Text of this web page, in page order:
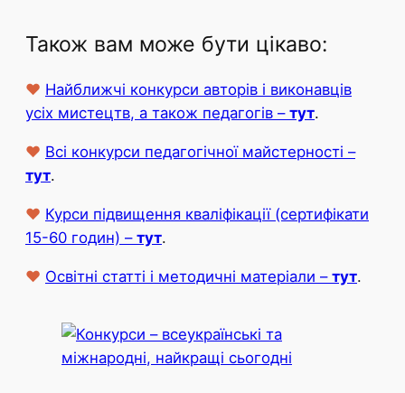
Також вам може бути цікаво:
♥ Найближчі конкурси авторів і виконавців
усіх мистецтв, а також педагогів – тут.
♥ Всі конкурси педагогічної майстерності –
тут.
♥ Курси підвищення кваліфікації (сертифікати
15-60 годин) – тут.
♥ Освітні статті і методичні матеріали – тут.